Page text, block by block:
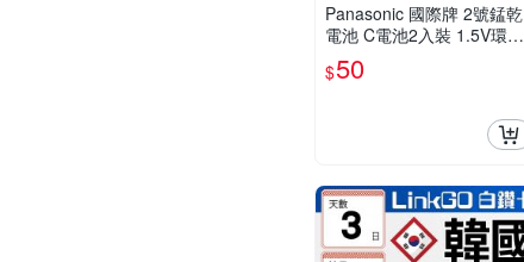
Panasonic 國際牌 2號錳乾
電池 C電池2入裝 1.5V環保
無汞電池 手電筒收音機適用
DR14NNT/2SC
$50